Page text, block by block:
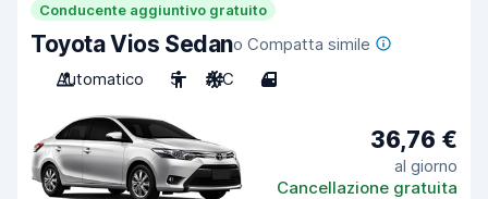
Conducente aggiuntivo gratuito
Toyota Vios Sedano Compatta simile
Automatico
5 A/C 4
36,76 €
al giorno
Cancellazione gratuita